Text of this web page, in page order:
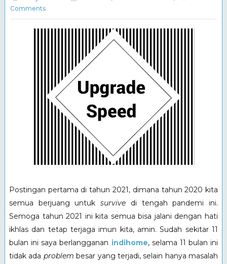
Comments
Postingan pertama di tahun 2021, dimana tahun 2020 kita
semua berjuang untuksurvive di tengah pandemi ini.
Semoga tahun 2021 ini kita semua bisa jalani dengan hati
ikhlas dan tetap terjaga imun kita, amin. Sudah sekitar 11
bulan ini saya berlangganan indihome, selama 11 bulan ini
tidak ada problembesar yang terjadi, selain hanya masalah